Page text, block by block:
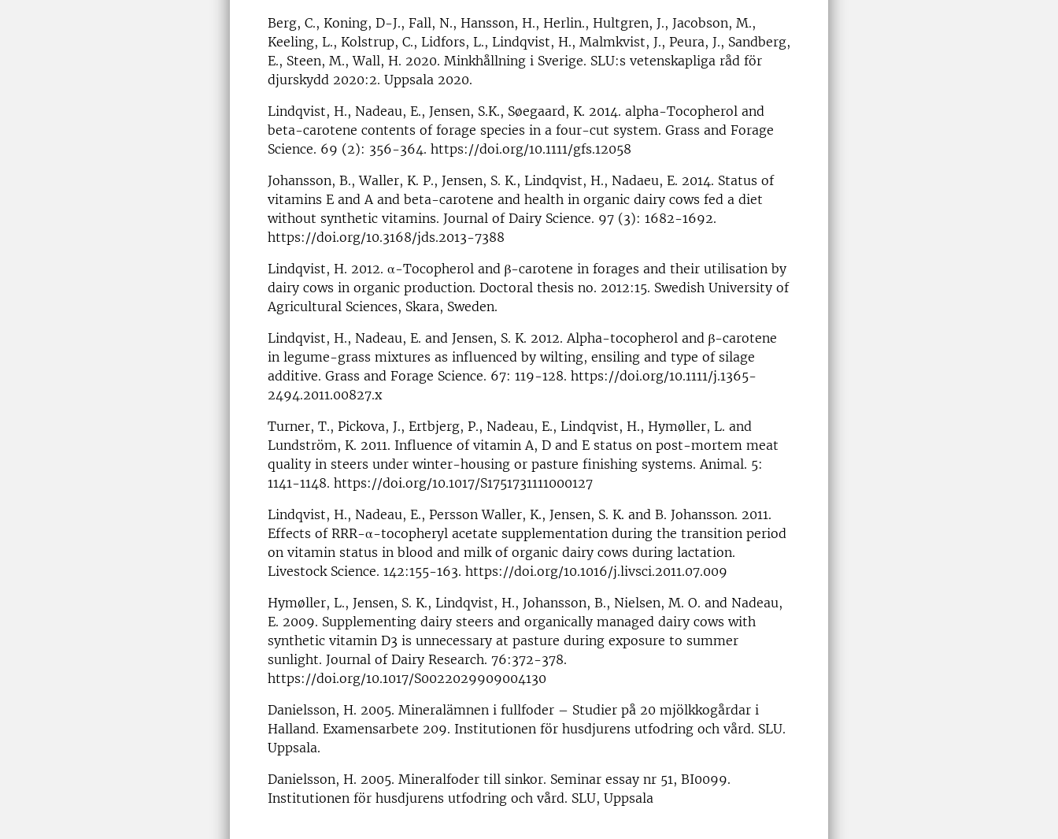
Berg, C., Koning, D-J., Fall, N., Hansson, H., Herlin., Hultgren, J., Jacobson, M.,
Keeling, L., Kolstrup, C., Lidfors, L., Lindqvist, H., Malmkvist, J., Peura, J., Sandberg,
E., Steen, M., Wall, H. 2020. Minkhållning i Sverige. SLU:s vetenskapliga råd för
djurskydd 2020:2. Uppsala 2020.
Lindqvist, H., Nadeau, E., Jensen, S.K., Søegaard, K. 2014. alpha-Tocopherol and
beta-carotene contents of forage species in a four-cut system. Grass and Forage
Science. 69 (2): 356-364. https://doi.org/10.1111/gfs.12058
Johansson, B., Waller, K. P., Jensen, S. K., Lindqvist, H., Nadaeu, E. 2014. Status of
vitamins E and A and beta-carotene and health in organic dairy cows fed a diet
without synthetic vitamins. Journal of Dairy Science. 97 (3): 1682-1692.
https://doi.org/10.3168/jds.2013-7388
Lindqvist, H. 2012. α-Tocopherol and β-carotene in forages and their utilisation by
dairy cows in organic production. Doctoral thesis no. 2012:15. Swedish University of
Agricultural Sciences, Skara, Sweden.
Lindqvist, H., Nadeau, E. and Jensen, S. K. 2012. Alpha-tocopherol and β-carotene
in legume-grass mixtures as influenced by wilting, ensiling and type of silage
additive. Grass and Forage Science. 67: 119-128. https://doi.org/10.1111/j.1365-
2494.2011.00827.x
Turner, T., Pickova, J., Ertbjerg, P., Nadeau, E., Lindqvist, H., Hymøller, L. and
Lundström, K. 2011. Influence of vitamin A, D and E status on post-mortem meat
quality in steers under winter-housing or pasture finishing systems. Animal. 5:
1141-1148. https://doi.org/10.1017/S1751731111000127
Lindqvist, H., Nadeau, E., Persson Waller, K., Jensen, S. K. and B. Johansson. 2011.
Effects of RRR-α-tocopheryl acetate supplementation during the transition period
on vitamin status in blood and milk of organic dairy cows during lactation.
Livestock Science. 142:155-163. https://doi.org/10.1016/j.livsci.2011.07.009
Hymøller, L., Jensen, S. K., Lindqvist, H., Johansson, B., Nielsen, M. O. and Nadeau,
E. 2009. Supplementing dairy steers and organically managed dairy cows with
synthetic vitamin D3 is unnecessary at pasture during exposure to summer
sunlight. Journal of Dairy Research. 76:372-378.
https://doi.org/10.1017/S0022029909004130
Danielsson, H. 2005. Mineralämnen i fullfoder – Studier på 20 mjölkkogårdar i
Halland. Examensarbete 209. Institutionen för husdjurens utfodring och vård. SLU.
Uppsala.
Danielsson, H. 2005. Mineralfoder till sinkor. Seminar essay nr 51, BI0099.
Institutionen för husdjurens utfodring och vård. SLU, Uppsala